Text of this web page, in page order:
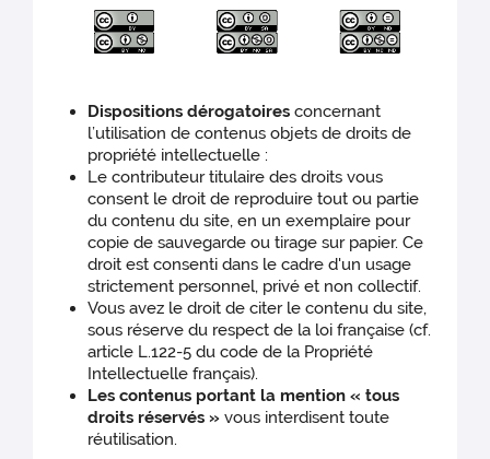
Dispositions dérogatoires concernant
l’utilisation de contenus objets de droits de
propriété intellectuelle :
Le contributeur titulaire des droits vous
consent le droit de reproduire tout ou partie
du contenu du site, en un exemplaire pour
copie de sauvegarde ou tirage sur papier. Ce
droit est consenti dans le cadre d'un usage
strictement personnel, privé et non collectif.
Vous avez le droit de citer le contenu du site,
sous réserve du respect de la loi française (cf.
article L.122-5 du code de la Propriété
Intellectuelle français).
Les contenus portant la mention « tous
droits réservés » vous interdisent toute
réutilisation.